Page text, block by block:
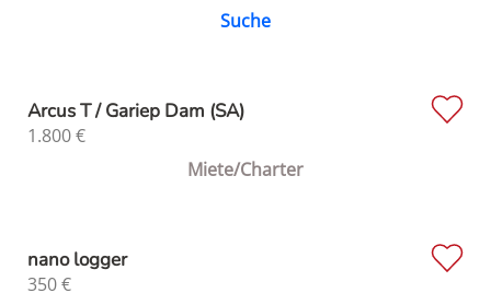
Suche
Arcus T / Gariep Dam (SA)
1.800€
Miete/Charter
nano logger
350€